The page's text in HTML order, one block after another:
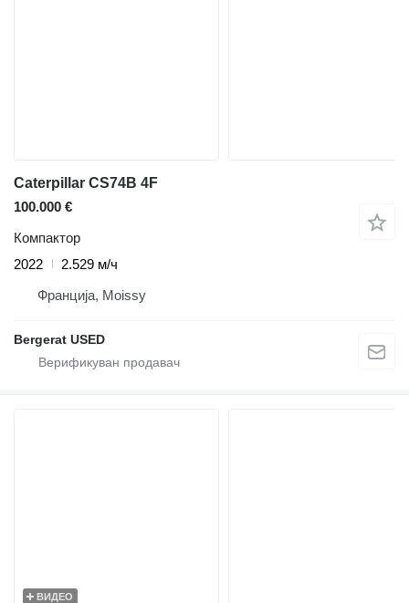
Caterpillar CS74B 4F
100.000 €
Компактор
2022
2.529 м/ч
Франција, Moissy
Bergerat USED
ВИДЕО